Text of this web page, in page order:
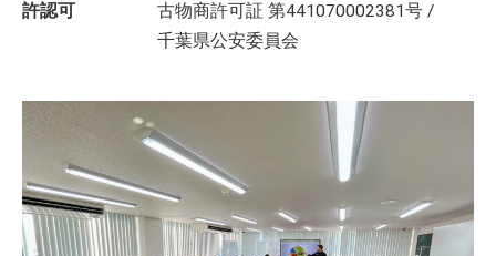
許認可
古物商許可証 第441070002381号 /
千葉県公安委員会